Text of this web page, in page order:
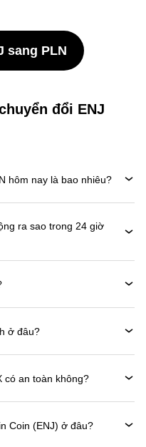
sang PLN
đổi ENJ
hôm nay là bao nhiêu?
ra sao trong 24 giờ
ở đâu?
có an toàn không?
Coin (ENJ) ở đâu?